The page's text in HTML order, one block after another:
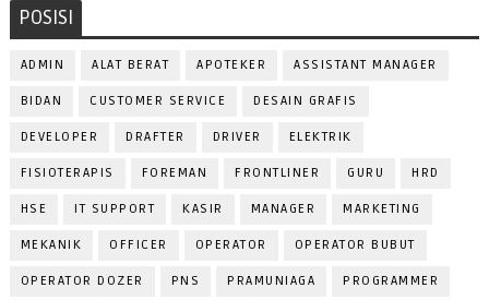
POSISI
ADMIN ALAT BERAT APOTEKER ASSISTANT MANAGER
BIDAN CUSTOMER SERVICE DESAIN GRAFIS
DEVELOPER DRAFTER DRIVER ELEKTRIK
FISIOTERAPIS FOREMAN FRONTLINER GURU HRD
HSE IT SUPPORT KASIR MANAGER MARKETING
MEKANIK OFFICER OPERATOR OPERATOR BUBUT
OPERATOR DOZER PNS PRAMUNIAGA PROGRAMMER